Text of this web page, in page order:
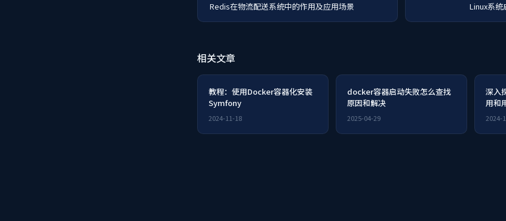
Redis在物流配送系统中的作用及应用场景 Linux系
相关文章
教程：使用Docker容器化安装
Symfony
2024-11-18
docker容器启动失败怎么查找
原因和解决
2025-04-29
深入
用和
2024-